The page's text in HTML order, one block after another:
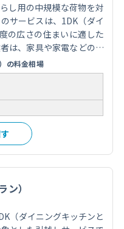
し用の中規模な荷物を対
サービスは、1DK（ダイ
の広さの住まいに適した
は、家具や家電などの荷
までをサポートし、スム
物の量や移動距離、オプ
ります。引越しを依頼す
、事前に見積もりを取得
重要です。
の料金相場
）
（ダイニングキッチンと